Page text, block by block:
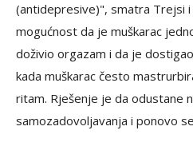
(antidepresive)", smatra Trejsi
mogućnost da je muškarac
doživio orgazam i da je
kada muškarac često
ritam. Rješenje je da odustane
samozadovoljavanja i ponovo